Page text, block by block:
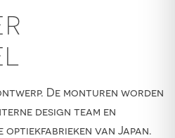
De monturen worden
design team en
optiekfabrieken van Japan.